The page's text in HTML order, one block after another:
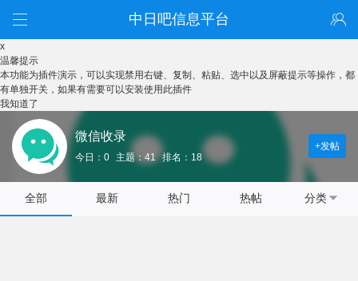
中日吧信息平台
x
温馨提示
本功能为插件演示，可以实现禁用右键、复制、粘贴、选中以及屏蔽提示等操作，都
有单独开关，如果有需要可以安装使用此插件
我知道了
微信收录
今日：0 主题：41 排名：18
+发帖
全部 最新 热门 热帖 分类